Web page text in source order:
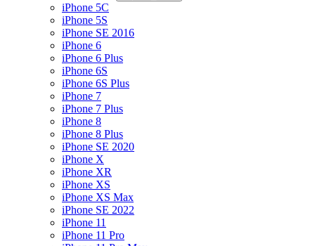
iPhone 5C
iPhone 5S
iPhone SE 2016
iPhone 6
iPhone 6 Plus
iPhone 6S
iPhone 6S Plus
iPhone 7
iPhone 7 Plus
iPhone 8
iPhone 8 Plus
iPhone SE 2020
iPhone X
iPhone XR
iPhone XS
iPhone XS Max
iPhone SE 2022
iPhone 11
iPhone 11 Pro